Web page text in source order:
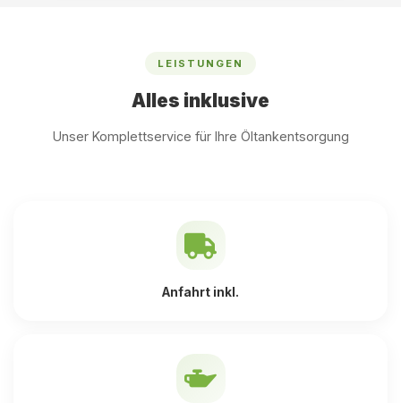
LEISTUNGEN
Alles inklusive
Unser Komplettservice für Ihre Öltankentsorgung
Anfahrt inkl.